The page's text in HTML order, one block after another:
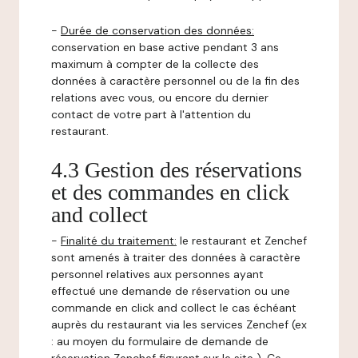
- Durée de conservation des données:
conservation en base active pendant 3 ans
maximum à compter de la collecte des
données à caractère personnel ou de la fin des
relations avec vous, ou encore du dernier
contact de votre part à l'attention du
restaurant.
4.3 Gestion des réservations
et des commandes en click
and collect
- Finalité du traitement: le restaurant et Zenchef
sont amenés à traiter des données à caractère
personnel relatives aux personnes ayant
effectué une demande de réservation ou une
commande en click and collect le cas échéant
auprès du restaurant via les services Zenchef (ex
: au moyen du formulaire de demande de